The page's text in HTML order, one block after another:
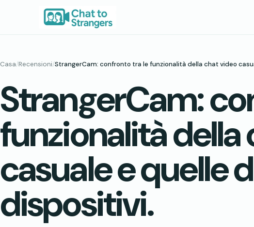
Casa/Recensioni/StrangerCam: confronto tra le funzionalità della chat video
StrangerCam:
funzionalità della
casuale e quelle
dispositivi.